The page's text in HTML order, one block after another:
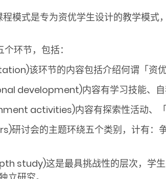
模式是专为资优学生设计的教学模式
环节，包括：
该环节的内容包括介绍何谓「资
development)内容有学习技能、自
activities)内容有探索性活动、「
研讨会的主题环绕五个类别，计有：
study)这是最具挑战性的层次，学